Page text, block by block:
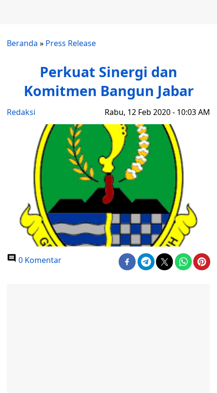
Beranda » Press Release
Perkuat Sinergi dan
Komitmen Bangun Jabar
Redaksi Rabu, 12 Feb 2020 - 10:03 AM
0 Komentar